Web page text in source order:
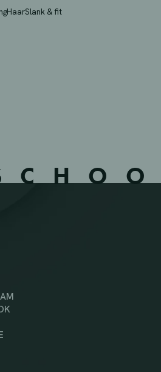
HaarSlank & fit
135002 –